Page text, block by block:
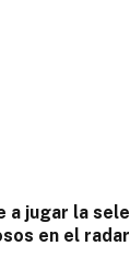
a jugar la
en el